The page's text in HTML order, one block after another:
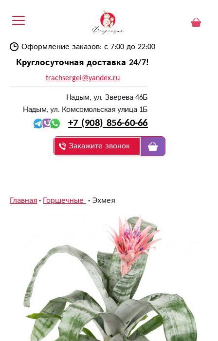
Оформление заказов: с 7:00 до 22:00
Круглосуточная доставка 24/7!
trachsergei@yandex.ru
Надым, ул. Зверева 46Б
Надым, ул. Комсомольская улица 1Б
+7 (908) 856-60-66
Закажите звонок
Главная Горшечные Эхмея